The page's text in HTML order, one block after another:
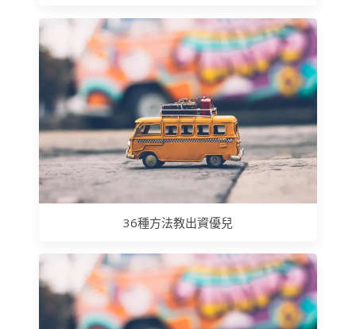
36種方法教出資優兒